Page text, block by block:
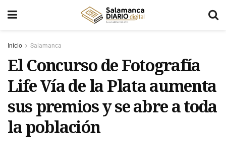
Inicio Salamanca
El Concurso de Fotografía
Life Vía de la Plata aumenta
sus premios y se abre a toda
la población